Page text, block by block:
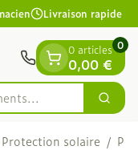
Livraison rapide
0 articles
0,00 €
0
Protection solaire /